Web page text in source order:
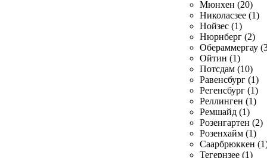
Мюнхен (20)
Николасзее (1)
Нойзес (1)
Нюрнберг (2)
Обераммергау
Ойтин (1)
Потсдам (10)
Равенсбург (1)
Регенсбург (1)
Реллинген (1)
Ремшайд (1)
Розенгартен (2)
Розенхайм (1)
Саарбрюккен
Тегернзее (1)